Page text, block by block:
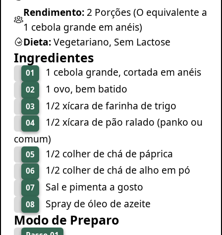
Rendimento: 2 Porções (O equivalente a
1 cebola grande em anéis)
Dieta:Vegetariano, Sem Lactose
Ingredientes
01 1 cebola grande, cortada em anéis
02 1 ovo, bem batido
03 1/2 xícara de farinha de trigo
04
1/2 xícara de pão ralado (panko ou
comum)
05 1/2 colher de chá de páprica
06 1/2 colher de chá de alho em pó
07 Sal e pimenta a gosto
08 Spray de óleo de azeite
Modo de Preparo